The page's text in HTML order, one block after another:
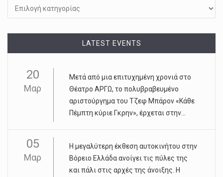
LATEST EVENTS
20
Μαρ
Μετά από μια επιτυχημένη χρονιά στο
Θέατρο ΑΡΓΩ, το πολυβραβευμένο
αριστούργημα του Τζεφ Μπάρον «Κάθε
Πέμπτη κύριε Γκρην», έρχεται στην...
05
Μαρ
Η μεγαλύτερη έκθεση αυτοκινήτου στην
Βόρειο Ελλάδα ανοίγει τις πύλες της
και πάλι στις αρχές της άνοιξης. Η